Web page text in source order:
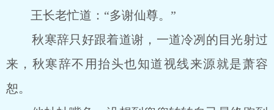
王长老忙道：“多谢仙尊。”
秋寒辞只好跟着道谢，一道冷冽的目光射过
来，秋寒辞不用抬头也知道视线来源就是萧容
恕。